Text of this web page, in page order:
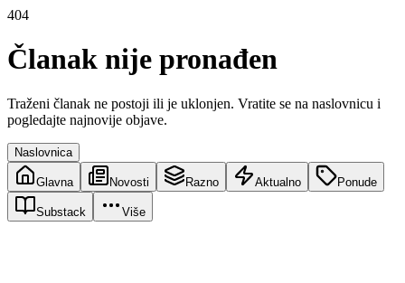
404
Članak nije pronađen
Traženi članak ne postoji ili je uklonjen. Vratite se na naslovnicu i
pogledajte najnovije objave.
Naslovnica
Glavna Novosti Razno Aktualno Ponude
Substack Više